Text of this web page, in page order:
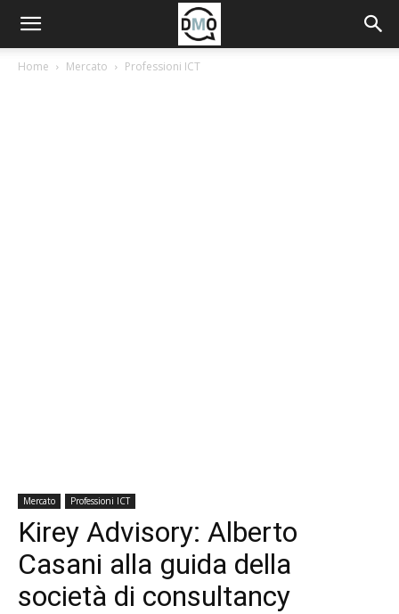
Home Mercato Professioni ICT
Mercato Professioni ICT
Kirey Advisory: Alberto
Casani alla guida della
società di consultancy